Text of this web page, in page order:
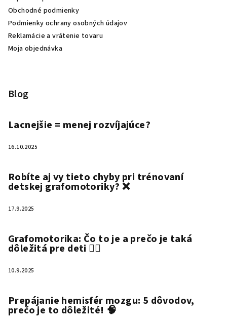
Obchodné podmienky
Podmienky ochrany osobných údajov
Reklamácie a vrátenie tovaru
Moja objednávka
Blog
Lacnejšie = menej rozvíjajúce?
16.10.2025
Robíte aj vy tieto chyby pri trénovaní
detskej grafomotoriky? ❌
17.9.2025
Grafomotorika: Čo to je a prečo je taká
dôležitá pre deti ✍🏻
10.9.2025
Prepájanie hemisfér mozgu: 5 dôvodov,
prečo je to dôležité! 🧠